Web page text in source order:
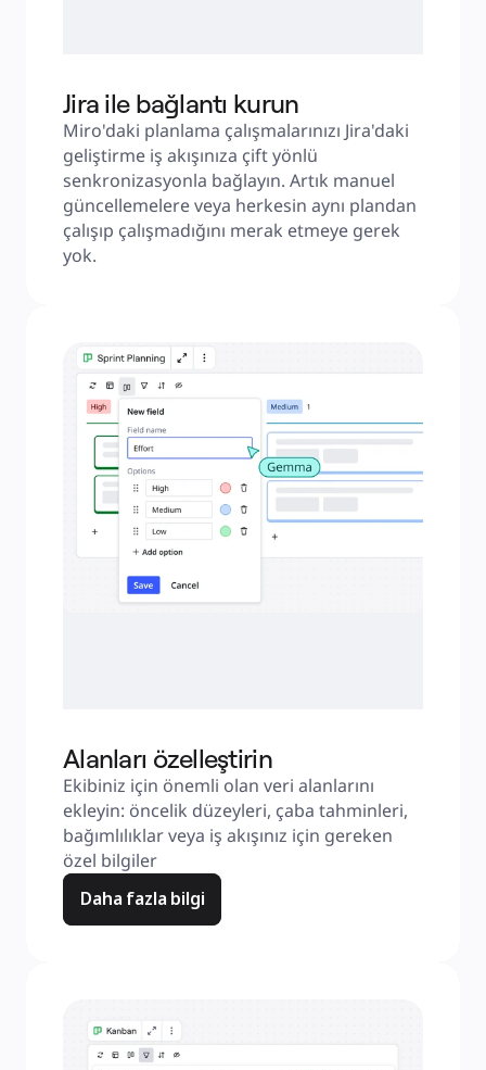
Jira ile bağlantı kurun
Miro'daki planlama çalışmalarınızı Jira'daki
geliştirme iş akışınıza çift yönlü
senkronizasyonla bağlayın. Artık manuel
güncellemelere veya herkesin aynı plandan
çalışıp çalışmadığını merak etmeye gerek
yok.
Alanları özelleştirin
Ekibiniz için önemli olan veri alanlarını
ekleyin: öncelik düzeyleri, çaba tahminleri,
bağımlılıklar veya iş akışınız için gereken
özel bilgiler
Daha fazla bilgi